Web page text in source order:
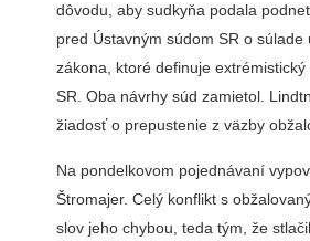
dôvodu, aby sudkyňa podala
pred Ústavným súdom SR o
zákona, ktoré definuje
SR. Oba návrhy súd zamietol.
žiadosť o prepustenie z väzby
Na pondelkovom pojednávaní
Štromajer. Celý konflikt s
slov jeho chybou, teda tým, že